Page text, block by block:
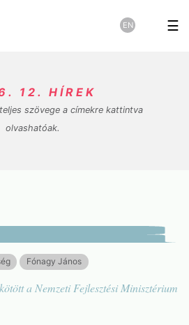
☰
EN
12. HÍREK
szövege a címekre kattintva
olvashatóak.
Fónagy János
a Nemzeti Fejlesztési Minisztérium